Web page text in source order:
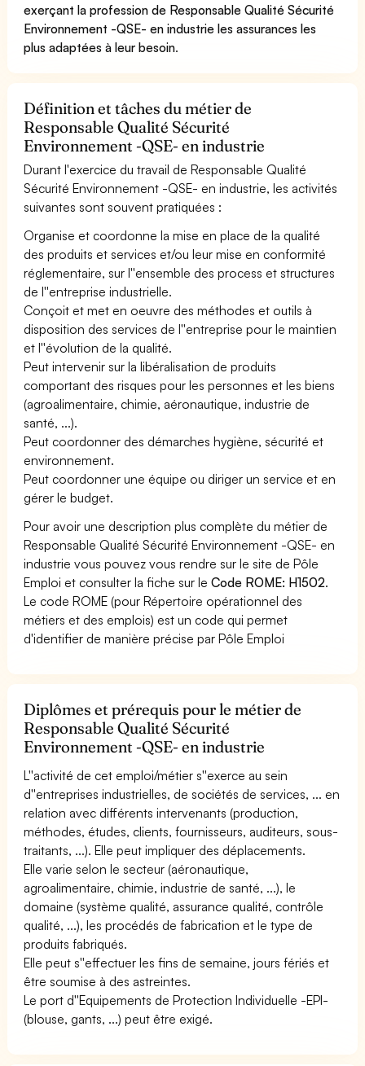
exerçant la profession de Responsable Qualité Sécurité
Environnement -QSE- en industrie les assurances les
plus adaptées à leur besoin.
Définition et tâches du métier de
Responsable Qualité Sécurité
Environnement -QSE- en industrie
Durant l'exercice du travail de Responsable Qualité
Sécurité Environnement -QSE- en industrie, les activités
suivantes sont souvent pratiquées :
Organise et coordonne la mise en place de la qualité
des produits et services et/ou leur mise en conformité
réglementaire, sur l''ensemble des process et structures
de l''entreprise industrielle.
Conçoit et met en oeuvre des méthodes et outils à
disposition des services de l''entreprise pour le maintien
et l''évolution de la qualité.
Peut intervenir sur la libéralisation de produits
comportant des risques pour les personnes et les biens
(agroalimentaire, chimie, aéronautique, industrie de
santé, ...).
Peut coordonner des démarches hygiène, sécurité et
environnement.
Peut coordonner une équipe ou diriger un service et en
gérer le budget.
Pour avoir une description plus complète du métier de
Responsable Qualité Sécurité Environnement -QSE- en
industrie vous pouvez vous rendre sur le site de Pôle
Emploi et consulter la fiche sur leCode ROME: H1502.
Le code ROME (pour Répertoire opérationnel des
métiers et des emplois) est un code qui permet
d'identifier de manière précise par Pôle Emploi
Diplômes et prérequis pour le métier de
Responsable Qualité Sécurité
Environnement -QSE- en industrie
L''activité de cet emploi/métier s''exerce au sein
d''entreprises industrielles, de sociétés de services, ... en
relation avec différents intervenants (production,
méthodes, études, clients, fournisseurs, auditeurs, sous-
traitants, ...). Elle peut impliquer des déplacements.
Elle varie selon le secteur (aéronautique,
agroalimentaire, chimie, industrie de santé, ...), le
domaine (système qualité, assurance qualité, contrôle
qualité, ...), les procédés de fabrication et le type de
produits fabriqués.
Elle peut s''effectuer les fins de semaine, jours fériés et
être soumise à des astreintes.
Le port d''Equipements de Protection Individuelle -EPI-
(blouse, gants, ...) peut être exigé.